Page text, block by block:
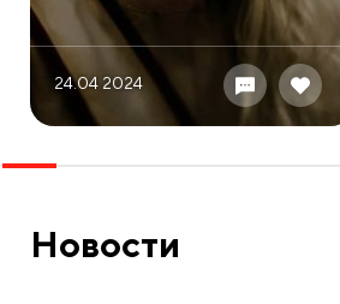
24.04 2024
Новости